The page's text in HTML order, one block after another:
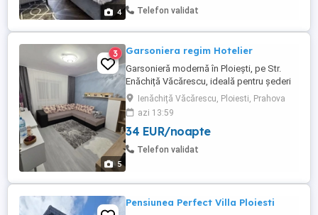
4
complet utilată, dormitoare spațioase și
Telefon validat
5
3 Garsoniera regim Hotelier
Garsonieră modernă în Ploiești, pe Str.
Enăchiță Văcărescu, ideală pentru șederi
scurte sau de business. Self check-in
ușor, acces securizat în bloc cu cartelă și
interfon. Spațiul este curat, luminos și
complet utilat pentru confortul tău.
Aproape de magazine, transport public și
Ienăchiță Văcărescu, Ploiesti, Prahova
azi 13:59
34 EUR/noapte
Telefon validat
Pensiunea Perfect Villa Ploiesti